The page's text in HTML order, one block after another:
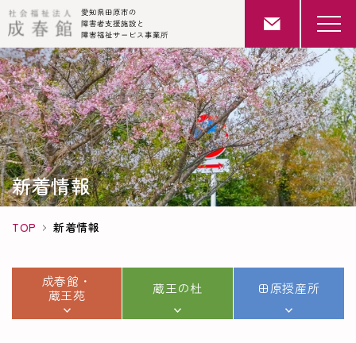
新着情報
TOP 新着情報
成春館・
蔵王苑
蔵王の杜 田原授産所